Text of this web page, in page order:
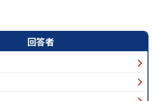
回答者